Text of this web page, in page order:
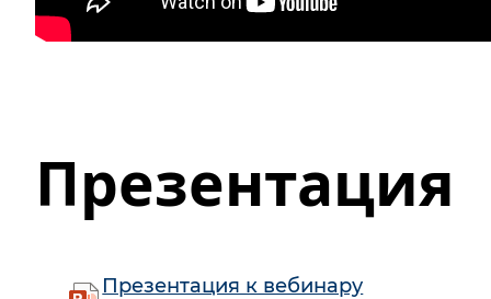
Презентация
Презентация к вебинару